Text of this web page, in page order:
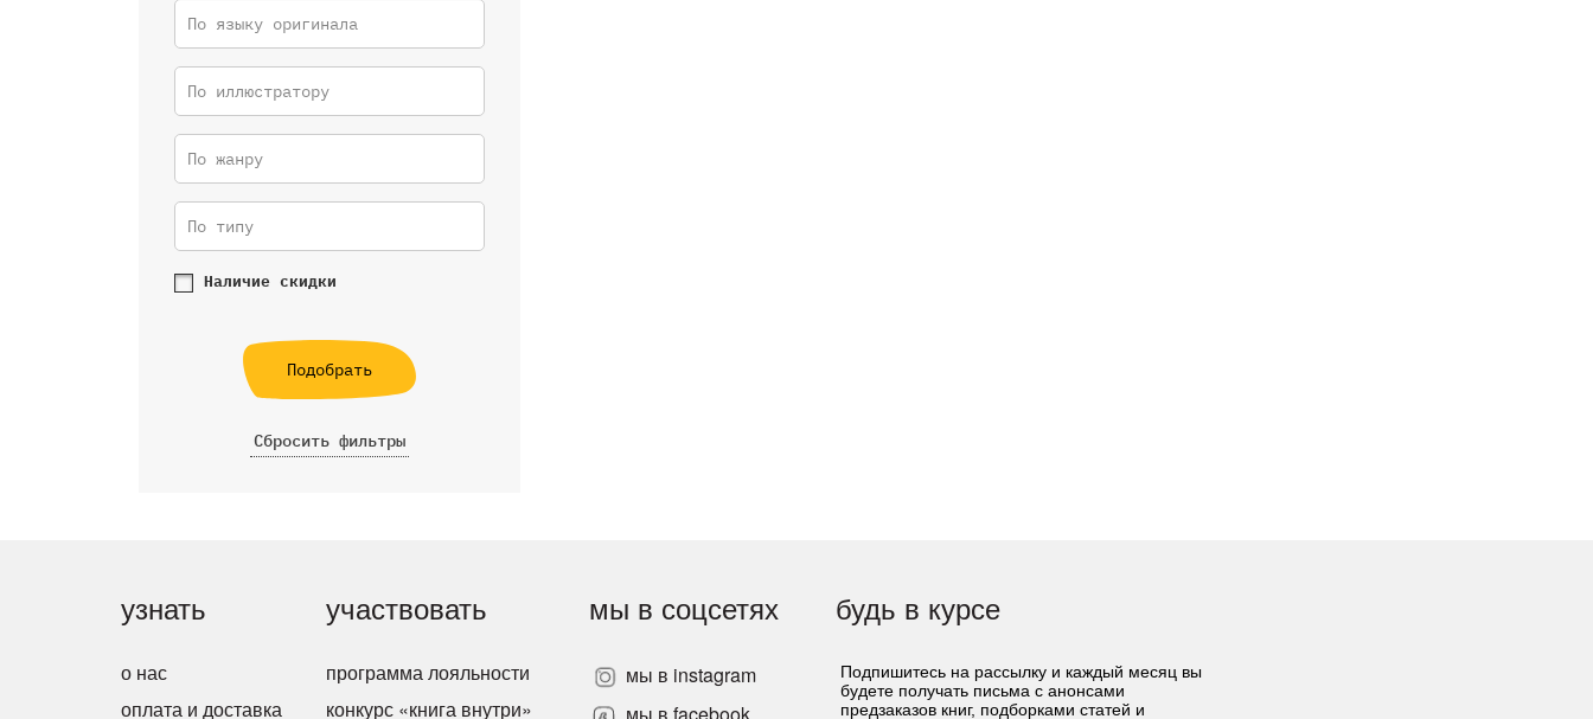
По языку оригинала
По иллюстратору
По жанру
По типу
Наличие скидки
Подобрать
Сбросить фильтры
узнать
о нас
оплата и доставка
участвовать
программа лояльности
конкурс «книга внутри»
мы в соцсетях
мы в instagram
мы в facebook
будь в курсе
Подпишитесь на рассылку и каждый месяц вы
будете получать письма с анонсами
предзаказов книг, подборками статей и